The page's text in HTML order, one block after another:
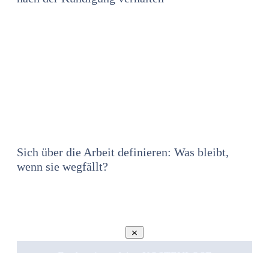
Sich über die Arbeit definieren: Was bleibt,
wenn sie wegfällt?